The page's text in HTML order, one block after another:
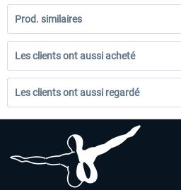
Prod. similaires
Les clients ont aussi acheté
Les clients ont aussi regardé